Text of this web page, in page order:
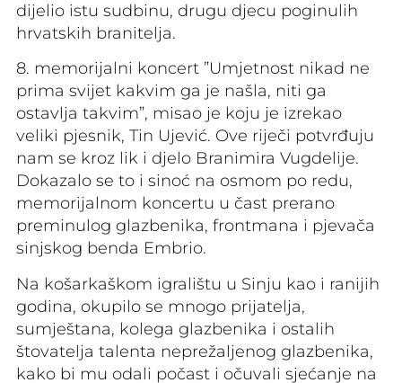
dijelio istu sudbinu, drugu djecu poginulih
hrvatskih branitelja.
8. memorijalni koncert ”Umjetnost nikad ne
prima svijet kakvim ga je našla, niti ga
ostavlja takvim”, misao je koju je izrekao
veliki pjesnik, Tin Ujević. Ove riječi potvrđuju
nam se kroz lik i djelo Branimira Vugdelije.
Dokazalo se to i sinoć na osmom po redu,
memorijalnom koncertu u čast prerano
preminulog glazbenika, frontmana i pjevača
sinjskog benda Embrio.
Na košarkaškom igralištu u Sinju kao i ranijih
godina, okupilo se mnogo prijatelja,
sumještana, kolega glazbenika i ostalih
štovatelja talenta neprežaljenog glazbenika,
kako bi mu odali počast i očuvali sjećanje na